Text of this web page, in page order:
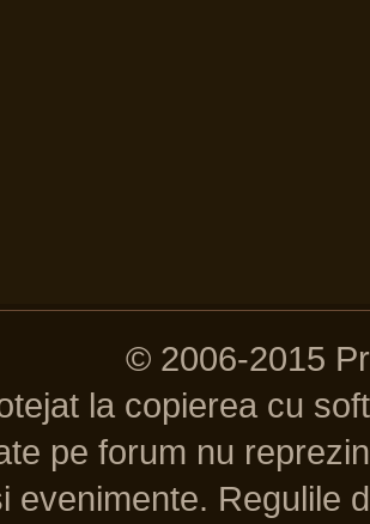
© 2006-2015
la copierea cu
pe forum nu
evenimente. Regulile